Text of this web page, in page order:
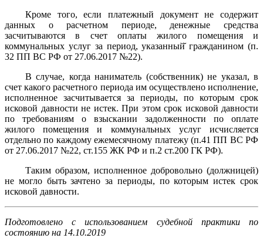
Кроме того, если платежный документ не содержит
данных о расчетном периоде, денежные средства
засчитываются в счет оплаты жилого помещения и
коммунальных услуг за период, указанный̆ гражданином (п.
32 ПП ВС РФ от 27.06.2017 №22).
В случае, когда наниматель (собственник) не указал, в
счет какого расчетного периода им осуществлено исполнение,
исполненное засчитывается за периоды, по которым срок
исковой давности не истек. При этом срок исковой давности
по требованиям о взыскании задолженности по оплате
жилого помещения и коммунальных услуг исчисляется
отдельно по каждому ежемесячному платежу (п.41 ПП ВС РФ
от 27.06.2017 №22, ст.155 ЖК РФ и п.2 ст.200 ГК РФ).
Таким образом, исполненное добровольно (должницей)
не могло быть зачтено за периоды, по которым истек срок
исковой давности.
Подготовлено с использованием судебной практики по
состоянию на 14.10.2019